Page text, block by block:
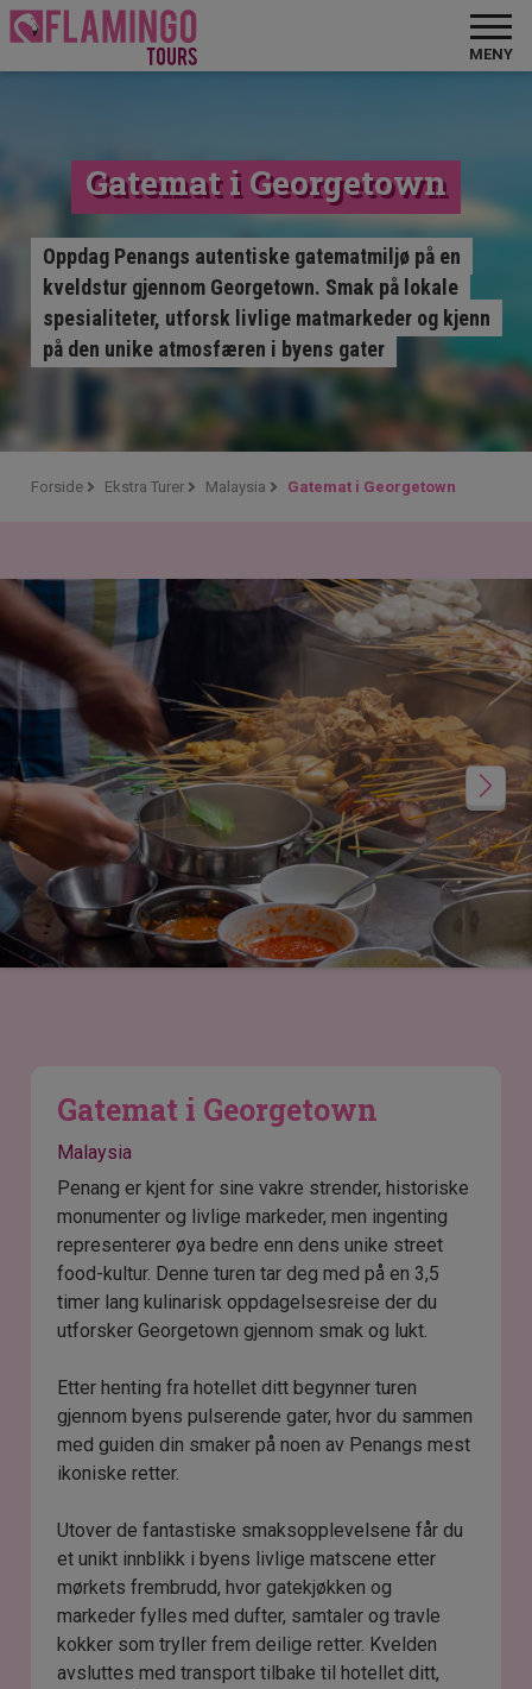
MENY
Gatemat i Georgetown
Oppdag Penangs autentiske gatematmiljø på en
kveldstur gjennom Georgetown. Smak på lokale
spesialiteter, utforsk livlige matmarkeder og kjenn
på den unike atmosfæren i byens gater
Forside Ekstra Turer Malaysia Gatemat i Georgetown
Gatemat i Georgetown
Malaysia
Penang er kjent for sine vakre strender, historiske
monumenter og livlige markeder, men ingenting
representerer øya bedre enn dens unike street
food-kultur. Denne turen tar deg med på en 3,5
timer lang kulinarisk oppdagelsesreise der du
utforsker Georgetown gjennom smak og lukt.
Etter henting fra hotellet ditt begynner turen
gjennom byens pulserende gater, hvor du sammen
med guiden din smaker på noen av Penangs mest
ikoniske retter.
Utover de fantastiske smaksopplevelsene får du
et unikt innblikk i byens livlige matscene etter
mørkets frembrudd, hvor gatekjøkken og
markeder fylles med dufter, samtaler og travle
kokker som tryller frem deilige retter. Kvelden
avsluttes med transport tilbake til hotellet ditt,